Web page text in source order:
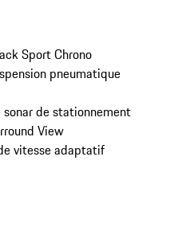
Sport Chrono
pneumatique
de stationnement
View
vitesse adaptatif